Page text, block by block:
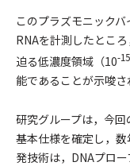
このプラズモニック
RNAを計測したとこ
迫る低濃度領域（10-15
能であることが示唆さ
研究グループは，今
基本仕様を確定し，
発技術は，DNAプロ